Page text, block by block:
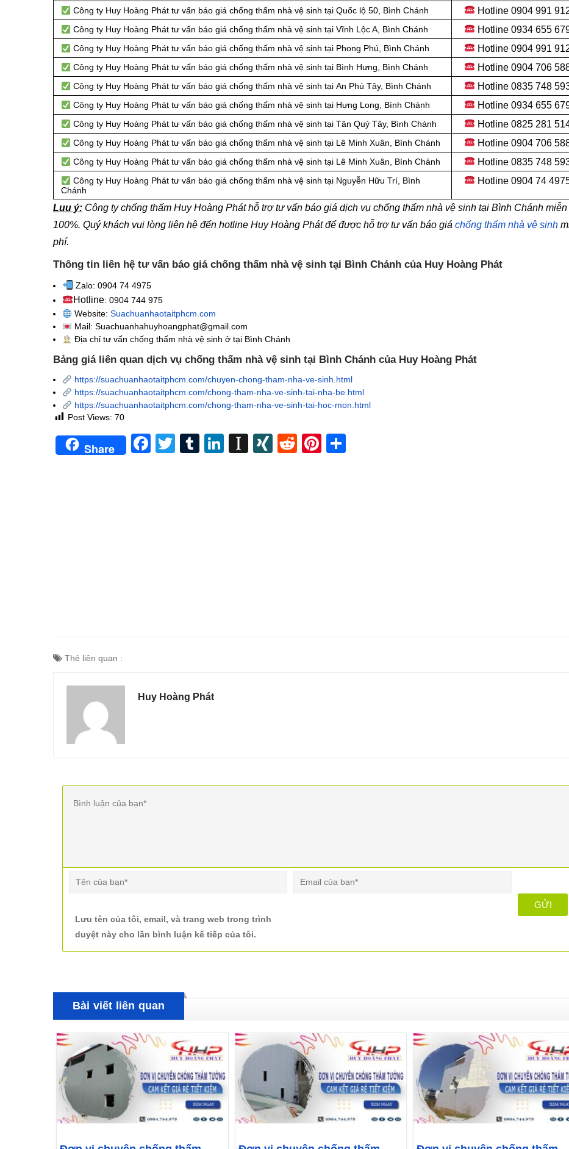
Công ty Huy Hoàng Phát tư vấn báo giá chống thấm nhà vệ sinh tại Quốc lộ 50, Bình Chánh Hotline 0904 991
Công ty Huy Hoàng Phát tư vấn báo giá chống thấm nhà vệ sinh tại Vĩnh Lộc A, Bình Chánh Hotline 0934 655
Công ty Huy Hoàng Phát tư vấn báo giá chống thấm nhà vệ sinh tại Phong Phú, Bình Chánh Hotline 0904 991
Công ty Huy Hoàng Phát tư vấn báo giá chống thấm nhà vệ sinh tại Bình Hưng, Bình Chánh Hotline 0904 706
Công ty Huy Hoàng Phát tư vấn báo giá chống thấm nhà vệ sinh tại An Phú Tây, Bình Chánh Hotline 0835 748
Công ty Huy Hoàng Phát tư vấn báo giá chống thấm nhà vệ sinh tại Hưng Long, Bình Chánh Hotline 0934 655
Công ty Huy Hoàng Phát tư vấn báo giá chống thấm nhà vệ sinh tại Tân Quý Tây, Bình Chánh Hotline 0825 281
Công ty Huy Hoàng Phát tư vấn báo giá chống thấm nhà vệ sinh tại Lê Minh Xuân, Bình Chánh Hotline 0904 706
Công ty Huy Hoàng Phát tư vấn báo giá chống thấm nhà vệ sinh tại Lê Minh Xuân, Bình Chánh Hotline 0835 748
Công ty Huy Hoàng Phát tư vấn báo giá chống thấm nhà vệ sinh tại Nguyễn Hữu Trí, Bình
Chánh
Hotline 0904 74
Luu ý: Công ty chống thấm Huy Hoàng Phát hỗ trợ tư vấn báo giá dịch vụ chống thấm nhà vệ sinh tại Bình Chánh
100%. Quý khách vui lòng liên hệ đến hotline Huy Hoàng Phát để được hỗ trợ tư vấn báo giá chống thấm nhà vệ sinh
phí.
Thông tin liên hệ tư vấn báo giá chống thấm nhà vệ sinh tại Bình Chánh của Huy Hoàng Phát
Zalo: 0904 74 4975
Hotline: 0904 744 975
Website: Suachuanhaotaitphcm.com
Mail: Suachuanhahuyhoangphat@gmail.com
Địa chỉ tư vấn chống thấm nhà vệ sinh ở tại Bình Chánh
Bảng giá liên quan dịch vụ chống thấm nhà vệ sinh tại Bình Chánh của Huy Hoàng Phát
https://suachuanhaotaitphcm.com/chuyen-chong-tham-nha-ve-sinh.html
https://suachuanhaotaitphcm.com/chong-tham-nha-ve-sinh-tai-nha-be.html
https://suachuanhaotaitphcm.com/chong-tham-nha-ve-sinh-tai-hoc-mon.html
Post Views: 70
Share Facebook
TwitterTumblrLinkedIn
Instapaper
XINGRedditPinterest
Thẻ liên quan :
Huy Hoàng Phát
Lưu tên của tôi, email, và trang web trong trình
duyệt này cho lần bình luận kế tiếp của tôi.
Bài viết liên quan